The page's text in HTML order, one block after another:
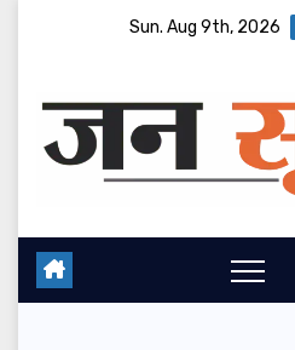
Sun. Aug 9th, 2026